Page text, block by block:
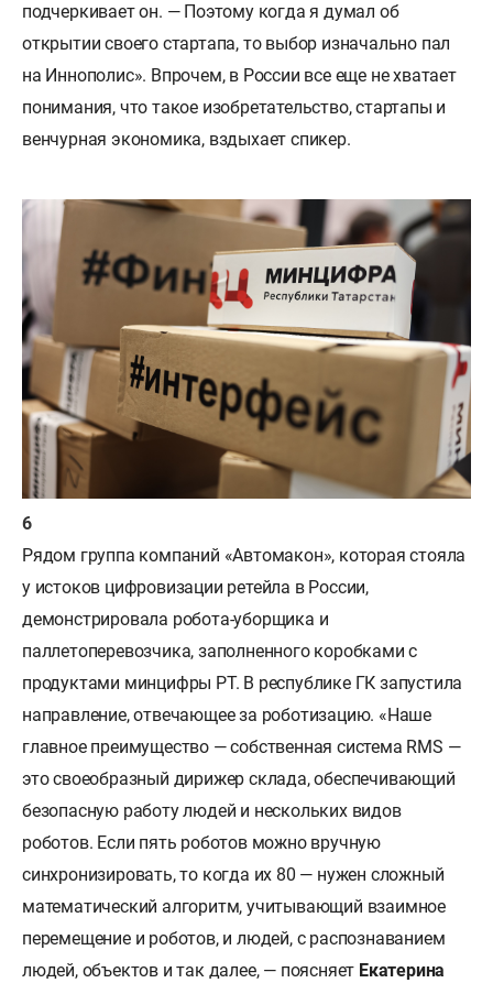
подчеркивает он. — Поэтому когда я думал об
открытии своего стартапа, то выбор изначально пал
на Иннополис». Впрочем, в России все еще не хватает
понимания, что такое изобретательство, стартапы и
венчурная экономика, вздыхает спикер.
Рядом группа компаний «Автомакон», которая стояла
у истоков цифровизации ретейла в России,
демонстрировала робота-уборщика и
паллетоперевозчика, заполненного коробками с
продуктами минцифры РТ. В республике ГК запустила
направление, отвечающее за роботизацию. «Наше
главное преимущество — собственная система RMS —
это своеобразный дирижер склада, обеспечивающий
безопасную работу людей и нескольких видов
роботов. Если пять роботов можно вручную
синхронизировать, то когда их 80 — нужен сложный
математический алгоритм, учитывающий взаимное
перемещение и роботов, и людей, с распознаванием
людей, объектов и так далее, — поясняет Екатерина